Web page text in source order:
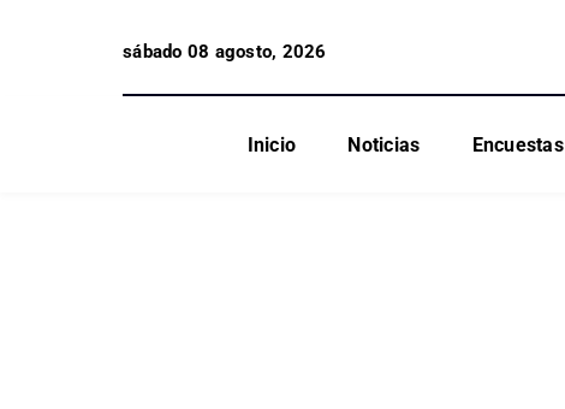
sábado 08 agosto, 2026
Inicio Noticias Encuestas